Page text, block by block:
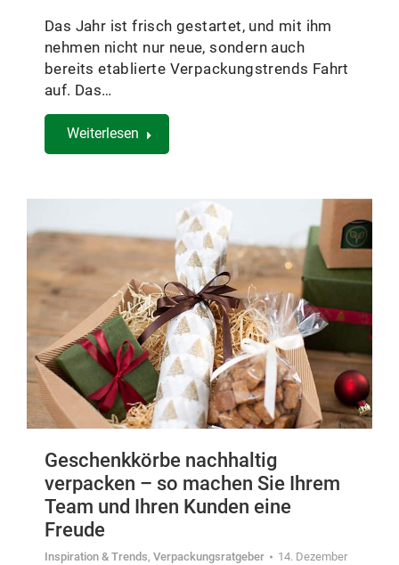
Das Jahr ist frisch gestartet, und mit ihm
nehmen nicht nur neue, sondern auch
bereits etablierte Verpackungstrends Fahrt
auf. Das…
Weiterlesen
Geschenkkörbe nachhaltig
verpacken – so machen Sie Ihrem
Team und Ihren Kunden eine
Freude
Inspiration & Trends, Verpackungsratgeber
14. Dezember